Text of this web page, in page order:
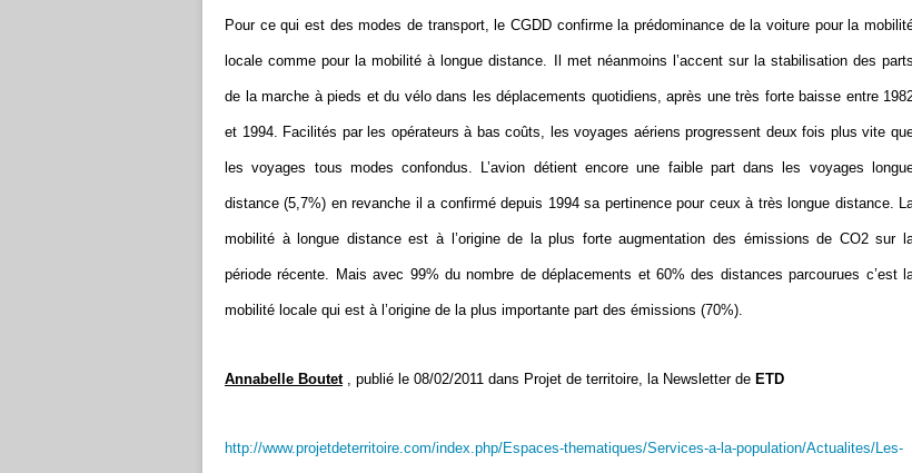
Pour ce qui est des modes de transport, le CGDD confirme la prédominance de la voiture pour la
locale comme pour la mobilité à longue distance. Il met néanmoins l’accent sur la stabilisation des parts
de la marche à pieds et du vélo dans les déplacements quotidiens, après une très forte baisse entre
et 1994. Facilités par les opérateurs à bas coûts, les voyages aériens progressent deux fois plus vite
les voyages tous modes confondus. L’avion détient encore une faible part dans les voyages
distance (5,7%) en revanche il a confirmé depuis 1994 sa pertinence pour ceux à très longue distance.
mobilité à longue distance est à l’origine de la plus forte augmentation des émissions de CO2 sur
période récente. Mais avec 99% du nombre de déplacements et 60% des distances parcourues c’est
mobilité locale qui est à l’origine de la plus importante part des émissions (70%).
Annabelle Boutet, publié le 08/02/2011 dans Projet de territoire, la Newsletter de ETD
http://www.projetdeterritoire.com/index.php/Espaces-thematiques/Services-a-la-population/Actualites/Les-